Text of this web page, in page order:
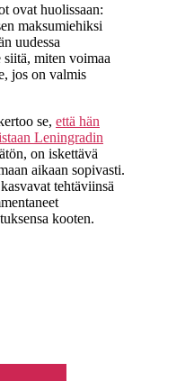
ovat huolissaan:
maksumiehiksi
uudessa
siitä, miten voimaa
jos on valmis
se, että hän
Leningradin
on iskettävä
aikaan sopivasti.
tehtäviinsä
kooten.